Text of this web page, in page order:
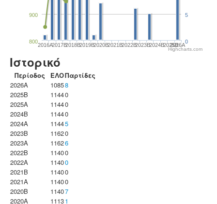
2016A2017B2018B2019B2020B2021B2022B2023B2024B2025B2026A
800
900
0
5
Highcharts.com
Ιστορικό
Περίοδος ΕΛΟΠαρτίδες
2026A
10858
2025B
11440
2025A
11440
2024B
11440
2024A
11445
2023B
11620
2023Α
11626
2022B
11400
2022A
11400
2021B
11400
2021A
11400
2020B
11407
2020A
11131